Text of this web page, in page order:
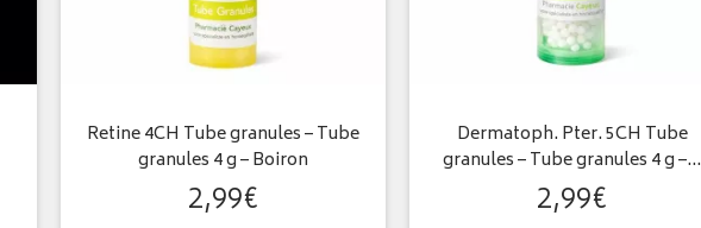
Retine 4CH Tube granules – Tube
granules 4 g – Boiron
2,99€
Dermatoph. Pter. 5CH Tube
granules – Tube granules 4 g –…
2,99€